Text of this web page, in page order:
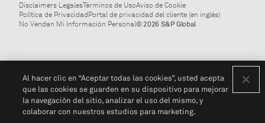
Disclaimers LegalesTérminos de UsoAviso de Cookie
Política de PrivacidadPortal de privacidad del cliente (en inglés)
No Vendan Mi Información Personal© 2026 S&P Global
Al hacer clic en “Aceptar todas las cookies”, usted acepta
que las cookies se guarden en su dispositivo para mejorar
la navegación del sitio, analizar el uso del mismo, y
colaborar con nuestros estudios para marketing.